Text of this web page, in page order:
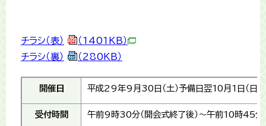
チラシ（表）
（1401KB）
チラシ（裏）
（280KB）
開催日 平成29年9月30日（土）予備日翌10月1日（日）
受付時間 午前9時30分（開会式終了後）～午前10時45分